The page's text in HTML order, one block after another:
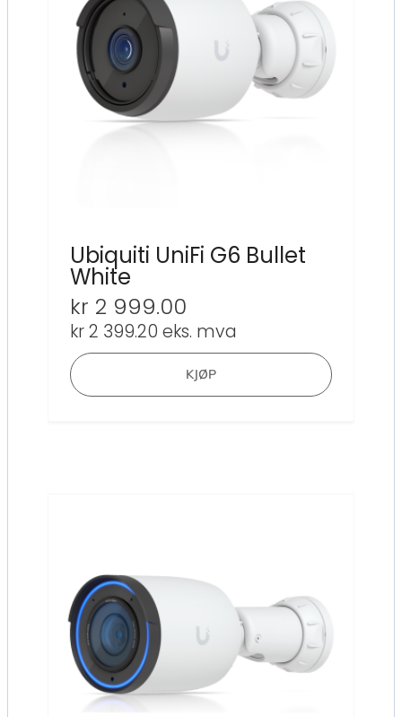
Ubiquiti UniFi G6 Bullet
White
kr 2 999.00
kr2 399.20 eks. mva
KJØP